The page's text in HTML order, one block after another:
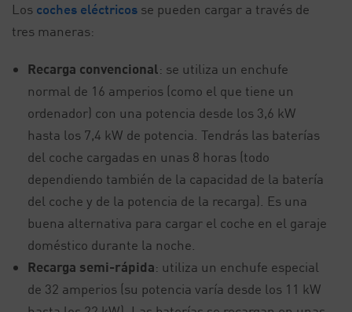
Los coches eléctricos se pueden cargar a través de
tres maneras:
Recarga convencional: se utiliza un enchufe
normal de 16 amperios (como el que tiene un
ordenador) con una potencia desde los 3,6 kW
hasta los 7,4 kW de potencia. Tendrás las baterías
del coche cargadas en unas 8 horas (todo
dependiendo también de la capacidad de la batería
del coche y de la potencia de la recarga). Es una
buena alternativa para cargar el coche en el garaje
doméstico durante la noche.
Recarga semi-rápida: utiliza un enchufe especial
de 32 amperios (su potencia varía desde los 11 kW